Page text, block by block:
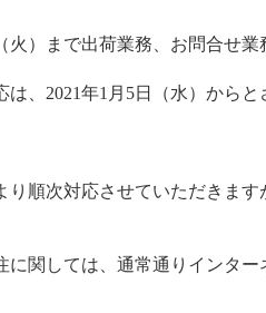
火）まで出荷業務、お問合せ業
、2021年1月5日（水）からと
順次対応させていただきま
関しては、通常通りインター